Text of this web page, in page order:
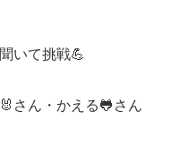
いて挑戦💪
さん・かえる🐸さん